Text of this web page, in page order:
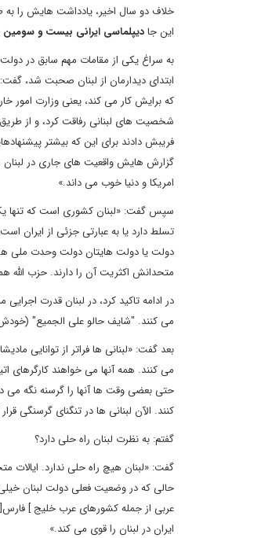
خلاف دو سال اخیر، یادداشت هایش را به
این جادیپلماسی ایرانی بیست و سومین
به سراغ یکی از مقامات مهم سابق در دولت
ابتدای دیدارمان از لبنان صحبت شد،
که برایش کار می کند، یعنی وزارت امور
شخصیت های لبنانی رفاقت کرد، و از
فریبش دادند برای این که بیشتر
گزارش هایش واقعیت های جاری در لبنان
امریکا و دنیا خوب می داند.»
سپس گفت: «لبنان کشوری است که تنها
تسلط دارد یا به عبارتی جزئی از ایران
دولت یا دولت هایتان دولت وحدت ملی
متحدانش اکثریت آن را دارند. حزب الله
در ادامه تاکید کرد، در لبنان قدرت
می کنند. "شایف حالو علی الجمیع"
بعد گفت: «لبنانی ها فراتر از توانایی
می کنند. همه آنها می خواهند کارگرهای
حتی بعضی وقت ها آنها را گرسنه نگه می
کنند. الآن لبنانی ها در تنگنای گرسنگی
گفتم: به نظرت لبنان راه حلی دارد؟
گفت: «لبنان هیچ راه حلی ندارد.
حالی که در وضعیت فعلی دولت لبنان خیلی
عربی از جمله کشورهای عرب خلیج ]
ایران در لبنان را قوی می کند.»